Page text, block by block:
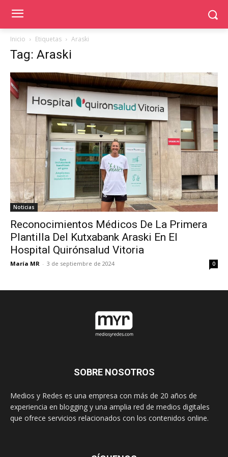
Inicio Etiquetas Araski
Tag: Araski
Noticias
Reconocimientos Médicos De La Primera
Plantilla Del Kutxabank Araski En El
Hospital Quirónsalud Vitoria
María MR - 3 de septiembre de 2024 0
SOBRE NOSOTROS
Medios y Redes es una empresa con más de 20 años de
experiencia en blogging y una amplia red de medios digitales
que ofrece servicios relacionados con los contenidos online.